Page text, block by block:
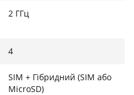
2 ГГц
4
SIM + Гібридний (SIM або
MicroSD)